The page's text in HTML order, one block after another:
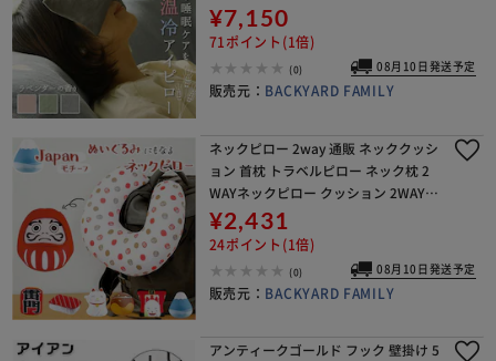
ホットパック クールパック リラック
ス 安眠グッズ クリスマス 敬老の日 父
¥7,150
71ポイント(1倍)
(0) 08月10日発送予定
販売元： BACKYARD FAMILY
ネックピロー 2way 通販 ネッククッシ
ョン 首枕 トラベルピロー ネック枕 2
WAYネックピロー クッション 2WAY
ぬいぐるみ 日本モチーフ キッズ 子ど
も用 子供 キッズ用 もちもち 旅行
¥2,431
24ポイント(1倍)
(0) 08月10日発送予定
販売元： BACKYARD FAMILY
アンティークゴールド フック 壁掛け 5